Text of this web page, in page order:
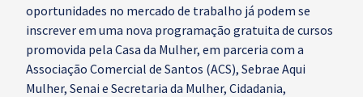
oportunidades no mercado de trabalho já podem se
inscrever em uma nova programação gratuita de cursos
promovida pela Casa da Mulher, em parceria com a
Associação Comercial de Santos (ACS), Sebrae Aqui
Mulher, Senai e Secretaria da Mulher, Cidadania,